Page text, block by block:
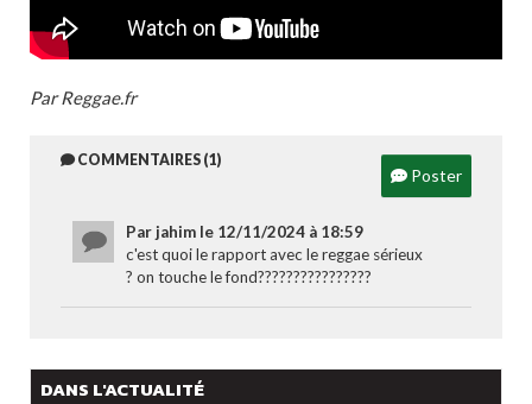
Par Reggae.fr
COMMENTAIRES (1)
Poster
Par jahim le 12/11/2024 à 18:59
c'est quoi le rapport avec le reggae sérieux
? on touche le fond????????????????
DANS L'ACTUALITÉ